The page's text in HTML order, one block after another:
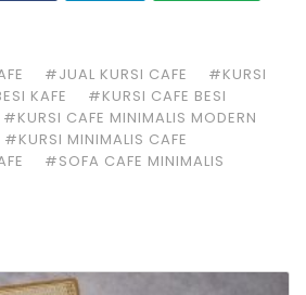
#JUAL KURSI CAFE
#KURSI
KAFE
#KURSI CAFE BESI
#KURSI CAFE MINIMALIS MODERN
#KURSI MINIMALIS CAFE
#SOFA CAFE MINIMALIS